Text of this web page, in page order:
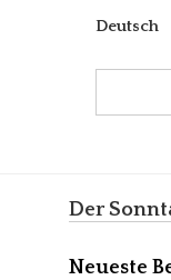
Deutsch
Der
Neueste